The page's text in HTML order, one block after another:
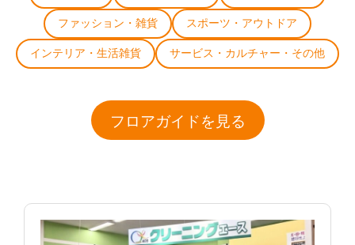
ファッション・雑貨 スポーツ・アウトドア
インテリア・生活雑貨 サービス・カルチャー・その他
フロアガイドを見る